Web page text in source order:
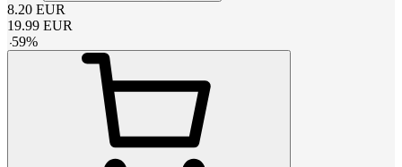
8.20 EUR
19.99 EUR
-59%